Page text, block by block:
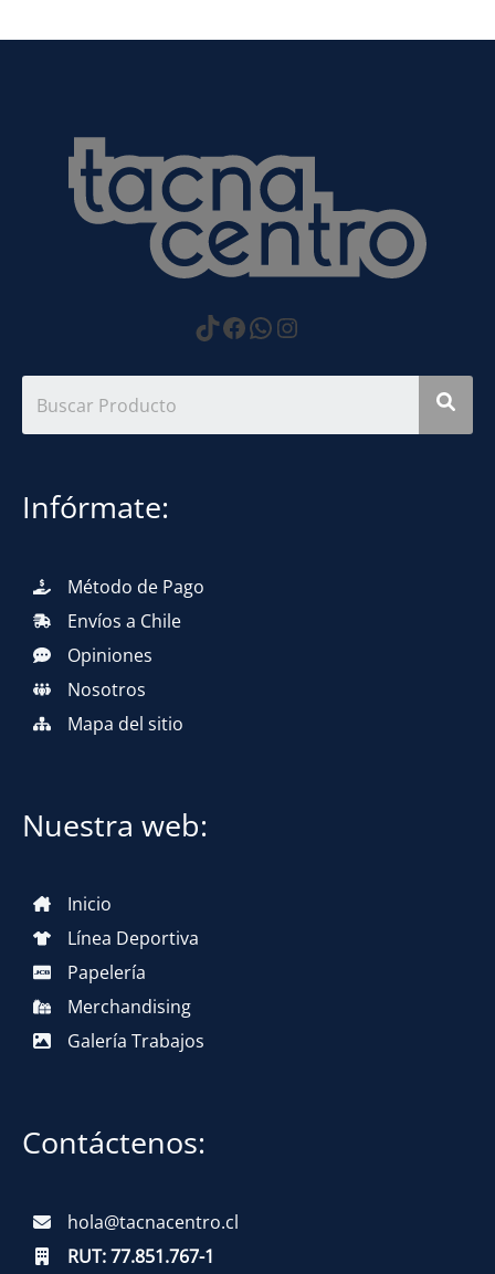
https://
Facebook
WhatsApp
Instagram
Infórmate:
Método de Pago
Envíos a Chile
Opiniones
Nosotros
Mapa del sitio
Nuestra web:
Inicio
Línea Deportiva
Papelería
Merchandising
Galería Trabajos
Contáctenos:
hola@tacnacentro.cl
RUT:77.851.767-1